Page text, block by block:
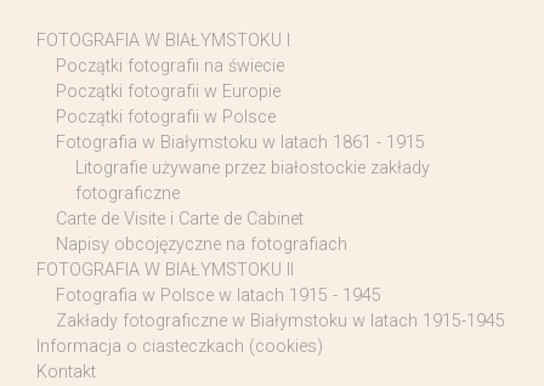
FOTOGRAFIA W BIAŁYMSTOKU I
Początki fotografii na świecie
Początki fotografii w Europie
Początki fotografii w Polsce
Fotografia w Białymstoku w latach 1861 - 1915
Litografie używane przez białostockie zakłady
fotograficzne
Carte de Visite i Carte de Cabinet
Napisy obcojęzyczne na fotografiach
FOTOGRAFIA W BIAŁYMSTOKU II
Fotografia w Polsce w latach 1915 - 1945
Zakłady fotograficzne w Białymstoku w latach 1915-1945
Informacja o ciasteczkach (cookies)
Kontakt